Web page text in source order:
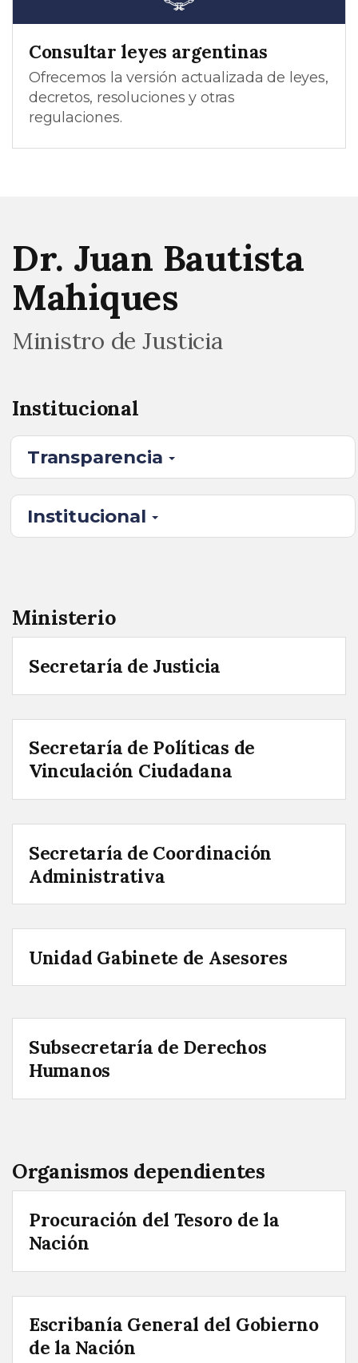
Consultar leyes argentinas
Ofrecemos la versión actualizada de leyes,
decretos, resoluciones y otras
regulaciones.
Dr. Juan Bautista
Mahiques
Ministro de Justicia
Institucional
Transparencia
Institucional
Ministerio
Secretaría de Justicia
Secretaría de Políticas de
Vinculación Ciudadana
Secretaría de Coordinación
Administrativa
Unidad Gabinete de Asesores
Subsecretaría de Derechos
Humanos
Organismos dependientes
Procuración del Tesoro de la
Nación
Escribanía General del Gobierno
de la Nación